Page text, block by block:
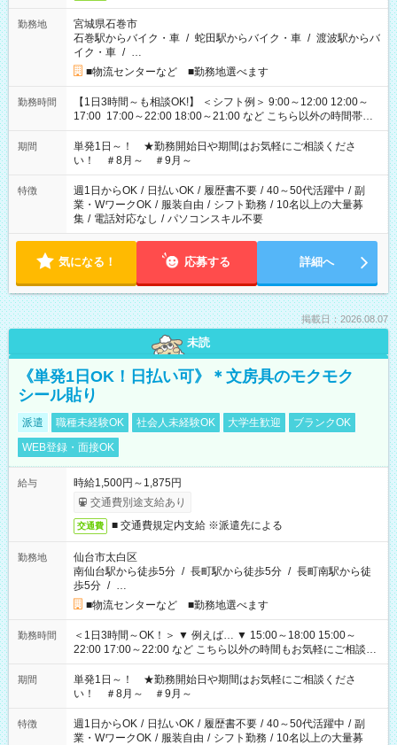
勤務地
宮城県石巻市
石巻駅からバイク・車 / 蛇田駅からバイク・車 / 渡波駅からバ
イク・車 / …
■物流センターなど ■勤務地選べます
勤務時間
【1日3時間～も相談OK!】 ＜シフト例＞ 9:00～12:00 12:00～
17:00 17:00～22:00 18:00～21:00 など こちら以外の時間帯も
お気軽にご相談ください！
期間
単発1日～！ ★勤務開始日や期間はお気軽にご相談くださ
い！ ＃8月～ ＃9月～
特徴 週1日からOK / 日払いOK / 履歴書不要 / 40～50代活躍中 / 副
業・WワークOK / 服装自由 / シフト勤務 / 10名以上の大量募
集 / 電話対応なし / パソコンスキル不要
気になる！ 応募する 詳細へ
掲載日：2026.08.07
未読
《単発1日OK！日払い可》＊文房具のモクモク
シール貼り
派遣 職種未経験OK 社会人未経験OK 大学生歓迎
ブランクOK
WEB登録・面接OK
給与
時給1,500円～1,875円
交通費別途支給あり
交通費 ■ 交通費規定内支給 ※派遣先による
勤務地
仙台市太白区
南仙台駅から徒歩5分 / 長町駅から徒歩5分 / 長町南駅から徒
歩5分 / …
■物流センターなど ■勤務地選べます
勤務時間
＜1日3時間～OK！＞ ▼ 例えば… ▼ 15:00～18:00 15:00～
22:00 17:00～22:00 など こちら以外の時間もお気軽にご相談く
ださい！
期間
単発1日～！ ★勤務開始日や期間はお気軽にご相談くださ
い！ ＃8月～ ＃9月～
特徴 週1日からOK / 日払いOK / 履歴書不要 / 40～50代活躍中 / 副
業・WワークOK / 服装自由 / シフト勤務 / 10名以上の大量募